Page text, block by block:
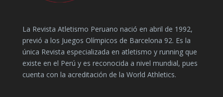
La Revista Atletismo Peruano nació en abril de 1992,
previó a los Juegos Olímpicos de Barcelona 92. Es la
única Revista especializada en atletismo y running que
existe en el Perú y es reconocida a nivel mundial, pues
cuenta con la acreditación de la World Athletics.